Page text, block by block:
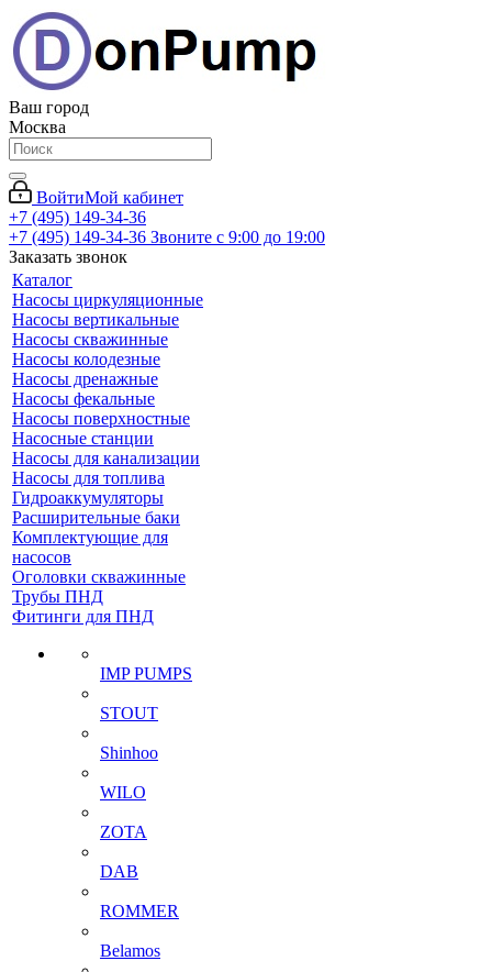
Ваш город
Москва
ВойтиМой кабинет
+7 (495) 149-34-36
+7 (495) 149-34-36 Звоните с 9:00 до 19:00
Заказать звонок
Каталог
Насосы циркуляционные
Насосы вертикальные
Насосы скважинные
Насосы колодезные
Насосы дренажные
Насосы фекальные
Насосы поверхностные
Насосные станции
Насосы для канализации
Насосы для топлива
Гидроаккумуляторы
Расширительные баки
Комплектующие для
насосов
Оголовки скважинные
Трубы ПНД
Фитинги для ПНД
IMP PUMPS
STOUT
Shinhoo
WILO
ZOTA
DAB
ROMMER
Belamos